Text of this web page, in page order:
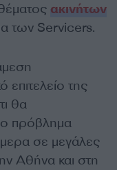
ακινήτων
των Servicers.
επιτελείο της
θα
πρόβλημα
σε μεγάλες
Αθήνα και στη